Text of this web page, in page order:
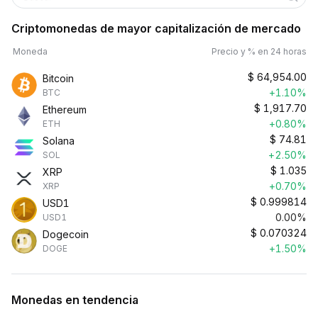
Criptomonedas de mayor capitalización de mercado
Moneda Precio y % en 24 horas
Bitcoin
BTC
$ 64,954.00
+1.10%
Ethereum
ETH
$ 1,917.70
+0.80%
Solana
SOL
$ 74.81
+2.50%
XRP
XRP
$ 1.035
+0.70%
USD1
USD1
$ 0.999814
0.00%
Dogecoin
DOGE
$ 0.070324
+1.50%
Monedas en tendencia